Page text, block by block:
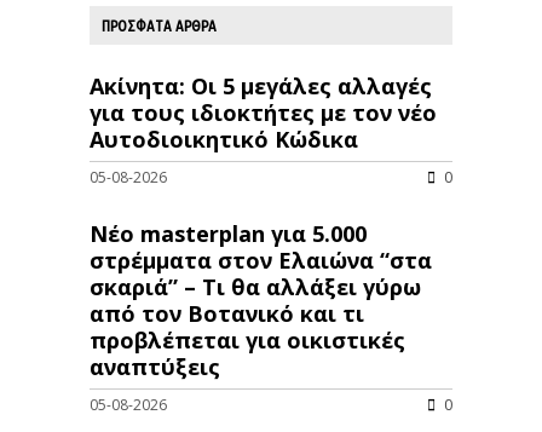
ΠΡΟΣΦΑΤΑ ΑΡΘΡΑ
Ακίνητα: Οι 5 μεγάλες αλλαγές
για τους ιδιοκτήτες με τον νέο
Αυτοδιοικητικό Κώδικα
05-08-2026 0
Νέο masterplan για 5.000
στρέμματα στον Ελαιώνα “στα
σκαριά” – Τι θα αλλάξει γύρω
από τον Βοτανικό και τι
προβλέπεται για οικιστικές
αναπτύξεις
05-08-2026 0